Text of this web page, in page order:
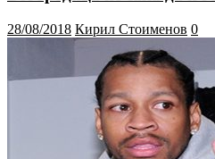
28/08/2018 Кирил Стоименов 0